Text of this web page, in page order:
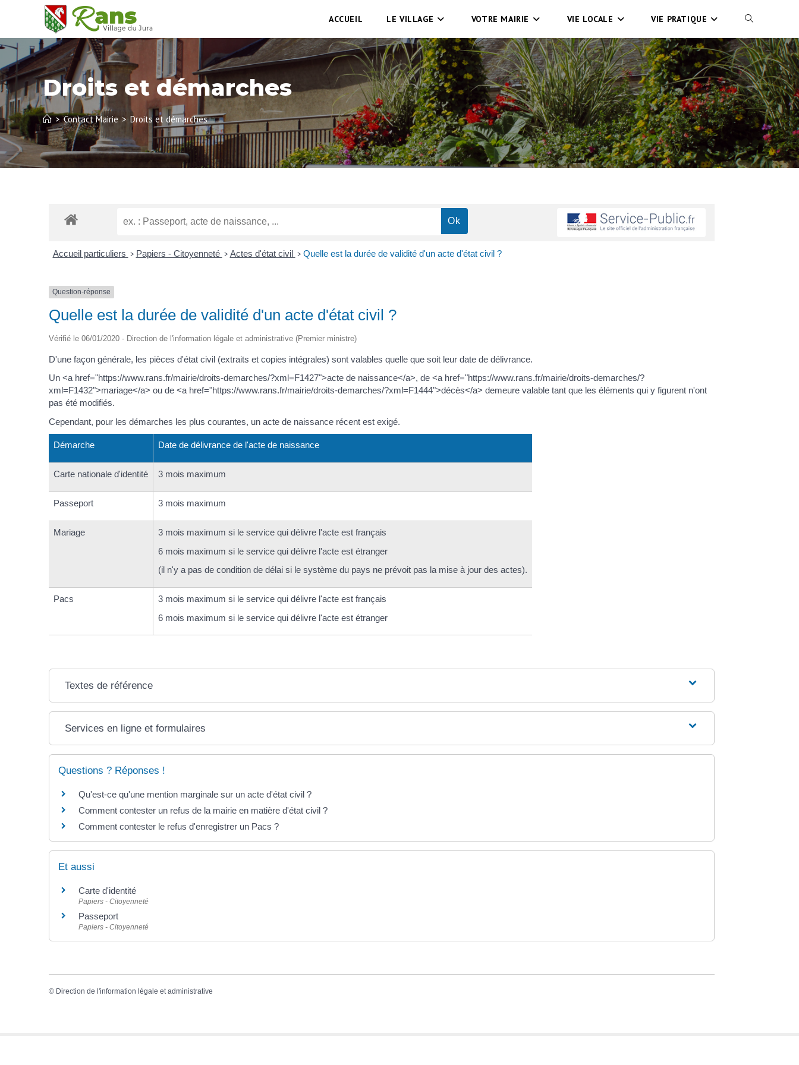
ACCUEIL LE VILLAGE VOTRE MAIRIE VIE LOCALE VIE PRATIQUE
Droits et démarches
> Contact Mairie > Droits et démarches
Accueil particuliers > Papiers - Citoyenneté > Actes d'état civil > Quelle est la durée de validité d'un acte d'état civil ?
Question-réponse
Quelle est la durée de validité d'un acte d'état civil ?
Vérifié le 06/01/2020 - Direction de l'information légale et administrative (Premier ministre)
D'une façon générale, les pièces d'état civil (extraits et copies intégrales) sont valables quelle que soit leur date de délivrance.
Un <a href="https://www.rans.fr/mairie/droits-demarches/?xml=F1427">acte de naissance</a>, de <a href="https://www.rans.fr/mairie/droits-demarches/?
xml=F1432">mariage</a> ou de <a href="https://www.rans.fr/mairie/droits-demarches/?xml=F1444">décès</a> demeure valable tant que les éléments qui y figurent n'ont
pas été modifiés.
Cependant, pour les démarches les plus courantes, un acte de naissance récent est exigé.
Démarche Date de délivrance de l'acte de naissance
Carte nationale d'identité 3 mois maximum
Passeport 3 mois maximum
Mariage
3 mois maximum si le service qui délivre l'acte est français
6 mois maximum si le service qui délivre l'acte est étranger
(il n'y a pas de condition de délai si le système du pays ne prévoit pas la mise à jour des actes).
Pacs
3 mois maximum si le service qui délivre l'acte est français
6 mois maximum si le service qui délivre l'acte est étranger
Textes de référence
Services en ligne et formulaires
Questions ? Réponses !
Qu'est-ce qu'une mention marginale sur un acte d'état civil ?
Comment contester un refus de la mairie en matière d'état civil ?
Comment contester le refus d'enregistrer un Pacs ?
Et aussi
Carte d'identité
Papiers - Citoyenneté
Passeport
Papiers - Citoyenneté
© Direction de l'information légale et administrative